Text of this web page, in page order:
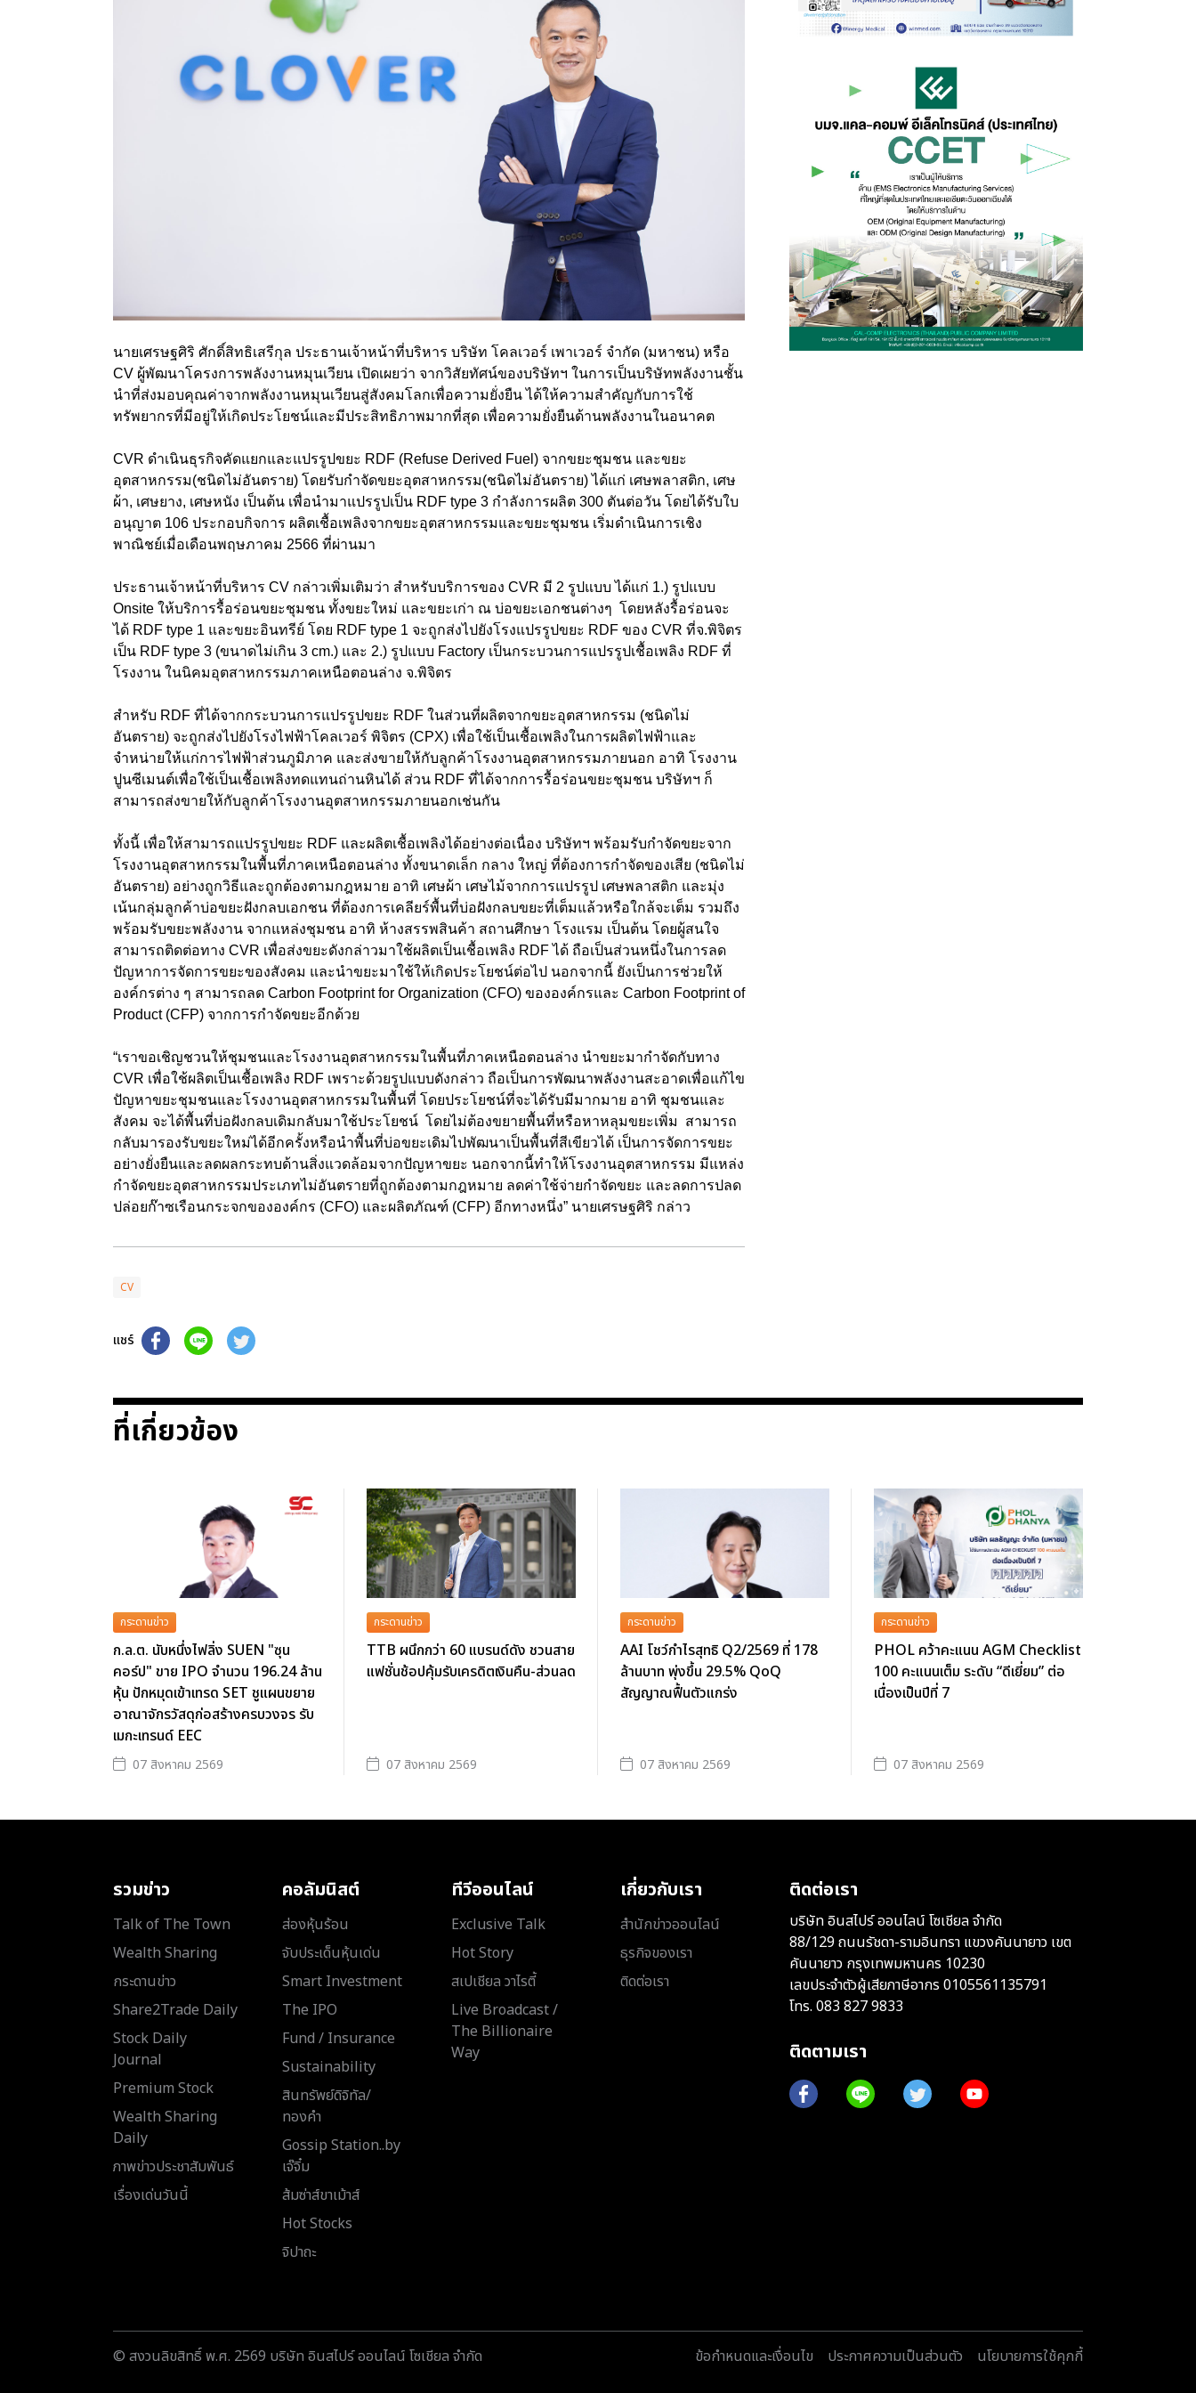
นายเศรษฐศิริ ศักดิ์สิทธิเสรีกุล ประธานเจ้าหน้าที่บริหาร บริษัท โคลเวอร์ เพาเวอร์ จำกัด (มหาชน) หรือ
CV ผู้พัฒนาโครงการพลังงานหมุนเวียน เปิดเผยว่า จากวิสัยทัศน์ของบริษัทฯ ในการเป็นบริษัทพลังงานชั้น
นำที่ส่งมอบคุณค่าจากพลังงานหมุนเวียนสู่สังคมโลกเพื่อความยั่งยืน ได้ให้ความสำคัญกับการใช้
ทรัพยากรที่มีอยู่ให้เกิดประโยชน์และมีประสิทธิภาพมากที่สุด เพื่อความยั่งยืนด้านพลังงานในอนาคต
CVR ดำเนินธุรกิจคัดแยกและแปรรูปขยะ RDF (Refuse Derived Fuel) จากขยะชุมชน และขยะ
อุตสาหกรรม(ชนิดไม่อันตราย) โดยรับกำจัดขยะอุตสาหกรรม(ชนิดไม่อันตราย) ได้แก่ เศษพลาสติก, เศษ
ผ้า, เศษยาง, เศษหนัง เป็นต้น เพื่อนำมาแปรรูปเป็น RDF type 3 กำลังการผลิต 300 ตันต่อวัน โดยได้รับใบ
อนุญาต 106 ประกอบกิจการ ผลิตเชื้อเพลิงจากขยะอุตสาหกรรมและขยะชุมชน เริ่มดำเนินการเชิง
พาณิชย์เมื่อเดือนพฤษภาคม 2566 ที่ผ่านมา
ประธานเจ้าหน้าที่บริหาร CV กล่าวเพิ่มเติมว่า สำหรับบริการของ CVR มี 2 รูปแบบ ได้แก่ 1.) รูปแบบ
Onsite ให้บริการรื้อร่อนขยะชุมชน ทั้งขยะใหม่ และขยะเก่า ณ บ่อขยะเอกชนต่างๆ โดยหลังรื้อร่อนจะ
ได้ RDF type 1 และขยะอินทรีย์ โดย RDF type 1 จะถูกส่งไปยังโรงแปรรูปขยะ RDF ของ CVR ที่จ.พิจิตร
เป็น RDF type 3 (ขนาดไม่เกิน 3 cm.) และ 2.) รูปแบบ Factory เป็นกระบวนการแปรรูปเชื้อเพลิง RDF ที่
โรงงาน ในนิคมอุตสาหกรรมภาคเหนือตอนล่าง จ.พิจิตร
สำหรับ RDF ที่ได้จากกระบวนการแปรรูปขยะ RDF ในส่วนที่ผลิตจากขยะอุตสาหกรรม (ชนิดไม่
อันตราย) จะถูกส่งไปยังโรงไฟฟ้าโคลเวอร์ พิจิตร (CPX) เพื่อใช้เป็นเชื้อเพลิงในการผลิตไฟฟ้าและ
จำหน่ายให้แก่การไฟฟ้าส่วนภูมิภาค และส่งขายให้กับลูกค้าโรงงานอุตสาหกรรมภายนอก อาทิ โรงงาน
ปูนซีเมนต์เพื่อใช้เป็นเชื้อเพลิงทดแทนถ่านหินได้ ส่วน RDF ที่ได้จากการรื้อร่อนขยะชุมชน บริษัทฯ ก็
สามารถส่งขายให้กับลูกค้าโรงงานอุตสาหกรรมภายนอกเช่นกัน
ทั้งนี้ เพื่อให้สามารถแปรรูปขยะ RDF และผลิตเชื้อเพลิงได้อย่างต่อเนื่อง บริษัทฯ พร้อมรับกำจัดขยะจาก
โรงงานอุตสาหกรรมในพื้นที่ภาคเหนือตอนล่าง ทั้งขนาดเล็ก กลาง ใหญ่ ที่ต้องการกำจัดของเสีย (ชนิดไม่
อันตราย) อย่างถูกวิธีและถูกต้องตามกฎหมาย อาทิ เศษผ้า เศษไม้จากการแปรรูป เศษพลาสติก และมุ่ง
เน้นกลุ่มลูกค้าบ่อขยะฝังกลบเอกชน ที่ต้องการเคลียร์พื้นที่บ่อฝังกลบขยะที่เต็มแล้วหรือใกล้จะเต็ม รวมถึง
พร้อมรับขยะพลังงาน จากแหล่งชุมชน อาทิ ห้างสรรพสินค้า สถานศึกษา โรงแรม เป็นต้น โดยผู้สนใจ
สามารถติดต่อทาง CVR เพื่อส่งขยะดังกล่าวมาใช้ผลิตเป็นเชื้อเพลิง RDF ได้ ถือเป็นส่วนหนึ่งในการลด
ปัญหาการจัดการขยะของสังคม และนำขยะมาใช้ให้เกิดประโยชน์ต่อไป นอกจากนี้ ยังเป็นการช่วยให้
องค์กรต่าง ๆ สามารถลด Carbon Footprint for Organization (CFO) ขององค์กรและ Carbon Footprint of
Product (CFP) จากการกำจัดขยะอีกด้วย
“เราขอเชิญชวนให้ชุมชนและโรงงานอุตสาหกรรมในพื้นที่ภาคเหนือตอนล่าง นำขยะมากำจัดกับทาง
CVR เพื่อใช้ผลิตเป็นเชื้อเพลิง RDF เพราะด้วยรูปแบบดังกล่าว ถือเป็นการพัฒนาพลังงานสะอาดเพื่อแก้ไข
ปัญหาขยะชุมชนและโรงงานอุตสาหกรรมในพื้นที่ โดยประโยชน์ที่จะได้รับมีมากมาย อาทิ ชุมชนและ
สังคม จะได้พื้นที่บ่อฝังกลบเดิมกลับมาใช้ประโยชน์ โดยไม่ต้องขยายพื้นที่หรือหาหลุมขยะเพิ่ม สามารถ
กลับมารองรับขยะใหม่ได้อีกครั้งหรือนำพื้นที่บ่อขยะเดิมไปพัฒนาเป็นพื้นที่สีเขียวได้ เป็นการจัดการขยะ
อย่างยั่งยืนและลดผลกระทบด้านสิ่งแวดล้อมจากปัญหาขยะ นอกจากนี้ทำให้โรงงานอุตสาหกรรม มีแหล่ง
กำจัดขยะอุตสาหกรรมประเภทไม่อันตรายที่ถูกต้องตามกฎหมาย ลดค่าใช้จ่ายกำจัดขยะ และลดการปลด
ปล่อยก๊าซเรือนกระจกขององค์กร (CFO) และผลิตภัณฑ์ (CFP) อีกทางหนึ่ง” นายเศรษฐศิริ กล่าว
CV
แชร์
ที่เกี่ยวข้อง
กระดานข่าว
ก.ล.ต. นับหนึ่งไฟลิ่ง SUEN "ซุน
คอร์ป" ขาย IPO จำนวน 196.24 ล้าน
หุ้น ปักหมุดเข้าเทรด SET ชูแผนขยาย
อาณาจักรวัสดุก่อสร้างครบวงจร รับ
เมกะเทรนด์ EEC
07 สิงหาคม 2569
กระดานข่าว
TTB ผนึกกว่า 60 แบรนด์ดัง ชวนสาย
แฟชั่นช้อปคุ้มรับเครดิตเงินคืน-ส่วนลด
07 สิงหาคม 2569
กระดานข่าว
AAI โชว์กำไรสุทธิ Q2/2569 ที่ 178
ล้านบาท พุ่งขึ้น 29.5% QoQ
สัญญาณฟื้นตัวแกร่ง
07 สิงหาคม 2569
กระดานข่าว
PHOL คว้าคะแนน AGM Checklist
100 คะแนนเต็ม ระดับ “ดีเยี่ยม” ต่อ
เนื่องเป็นปีที่ 7
07 สิงหาคม 2569
รวมข่าว
Talk of The Town
Wealth Sharing
กระดานข่าว
Share2Trade Daily
Stock Daily
Journal
Premium Stock
Wealth Sharing
Daily
ภาพข่าวประชาสัมพันธ์
เรื่องเด่นวันนี้
คอลัมนิสต์
ส่องหุ้นร้อน
จับประเด็นหุ้นเด่น
Smart Investment
The IPO
Fund / Insurance
Sustainability
สินทรัพย์ดิจิทัล/
ทองคำ
Gossip Station..by
เจ๊จิ๋ม
ส้มซ่าส์ขาเม้าส์
Hot Stocks
จิปาถะ
ทีวีออนไลน์
Exclusive Talk
Hot Story
สเปเชียล วาไรตี้
Live Broadcast /
The Billionaire
Way
เกี่ยวกับเรา
สำนักข่าวออนไลน์
ธุรกิจของเรา
ติดต่อเรา
ติดต่อเรา
บริษัท อินสไปร์ ออนไลน์ โซเชียล จำกัด
88/129 ถนนรัชดา-รามอินทรา แขวงคันนายาว เขต
คันนายาว กรุงเทพมหานคร 10230
เลขประจำตัวผู้เสียภาษีอากร 0105561135791
โทร. 083 827 9833
ติดตามเรา
© สงวนลิขสิทธิ์ พ.ศ. 2569 บริษัท อินสไปร์ ออนไลน์ โซเชียล จำกัด ข้อกำหนดและเงื่อนไข ประกาศความเป็นส่วนตัว นโยบายการใช้คุกกี้